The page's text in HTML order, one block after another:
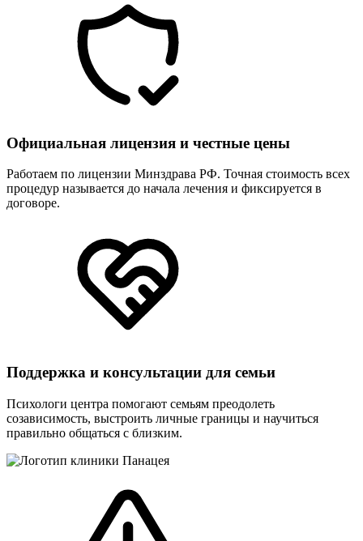
Официальная лицензия и честные цены
Работаем по лицензии Минздрава РФ. Точная стоимость всех
процедур называется до начала лечения и фиксируется в
договоре.
Поддержка и консультации для семьи
Психологи центра помогают семьям преодолеть
созависимость, выстроить личные границы и научиться
правильно общаться с близким.